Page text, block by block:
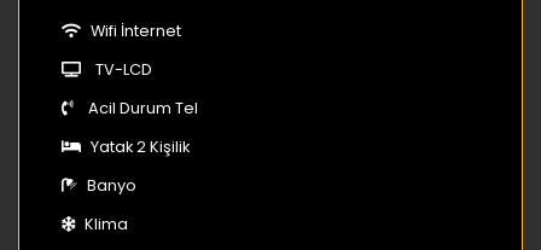
Wifi İnternet
TV-LCD
Acil Durum Tel
Yatak 2 Kişilik
Banyo
Klima